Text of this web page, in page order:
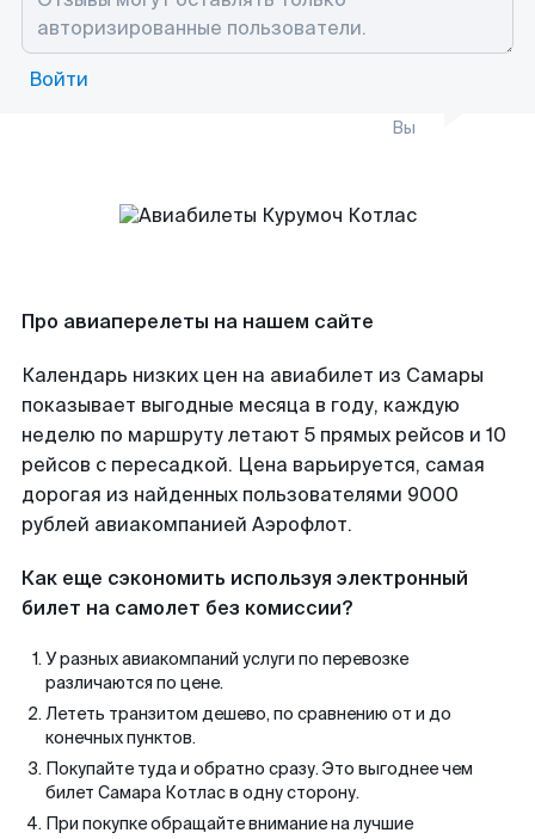
Войти
Вы
Про авиаперелеты на нашем сайте
Календарь низких цен на авиабилет из Самары
показывает выгодные месяца в году, каждую
неделю по маршруту летают 5 прямых рейсов и 10
рейсов с пересадкой. Цена варьируется, самая
дорогая из найденных пользователями 9000
рублей авиакомпанией Аэрофлот.
Как еще сэкономить используя электронный
билет на самолет без комиссии?
У разных авиакомпаний услуги по перевозке
различаются по цене.
Лететь транзитом дешево, по сравнению от и до
конечных пунктов.
Покупайте туда и обратно сразу. Это выгоднее чем
билет Самара Котлас в одну сторону.
При покупке обращайте внимание на лучшие